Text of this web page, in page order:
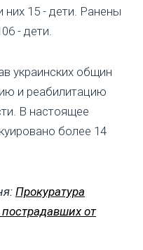
них 15 - дети. Ранены
- дети.
украинских общин
и реабилитацию
В настоящее
более 14
Прокуратура
от